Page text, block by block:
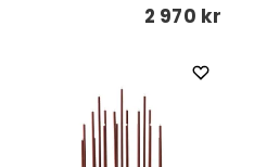
2 970 kr